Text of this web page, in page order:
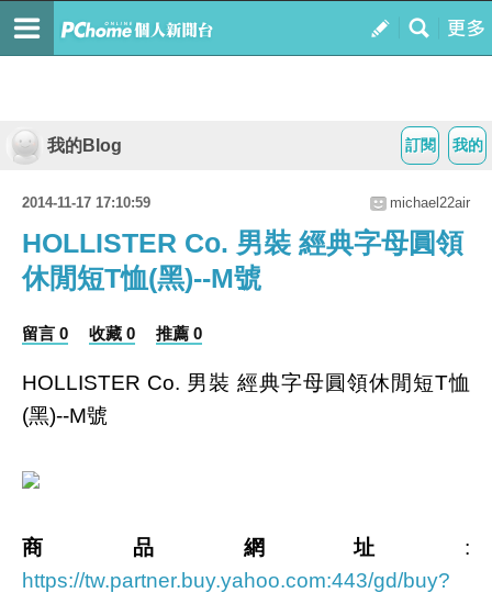
我的
訂閱
我的Blog
2014-11-17 17:10:59 michael22air
HOLLISTER Co. 男裝 經典字母圓領
休閒短T恤(黑)--M號
留言 0 收藏 0 推薦 0
HOLLISTER Co. 男裝 經典字母圓領休閒短T恤
(黑)--M號
商品網址 :
https://tw.partner.buy.yahoo.com:443/gd/buy?